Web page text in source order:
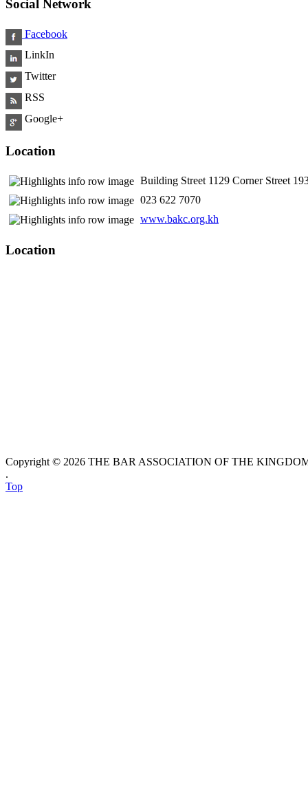
Social Network
Facebook
LinkIn
Twitter
RSS
Google+
Location
Building Street 1129 Corner Street
​ 023 622 7070
www.bakc.org.kh
Location
Copyright © 2026 THE BAR ASSOCIATION OF THE
.
Top